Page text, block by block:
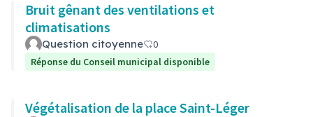
Bruit gênant des ventilations et
climatisations
Question citoyenne
0
Réponse du Conseil municipal disponible
Végétalisation de la place Saint-Léger